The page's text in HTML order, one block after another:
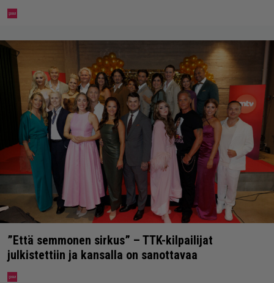
”Että semmonen sirkus” – TTK-kilpailijat
julkistettiin ja kansalla on sanottavaa